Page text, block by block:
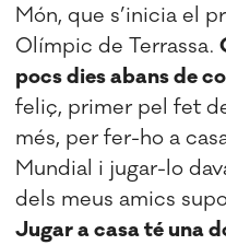
Món, que s’inicia el
Olímpic de Terrassa.
pocs dies abans de
feliç, primer pel fet
més, per fer-ho a
Mundial i jugar-lo
dels meus amics
Jugar a casa té una